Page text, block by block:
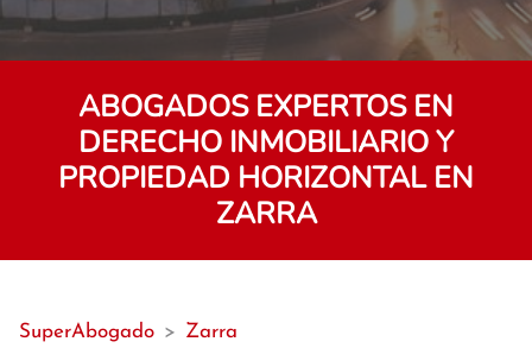
ABOGADOS EXPERTOS EN
DERECHO INMOBILIARIO Y
PROPIEDAD HORIZONTAL EN
ZARRA
SuperAbogado > Zarra